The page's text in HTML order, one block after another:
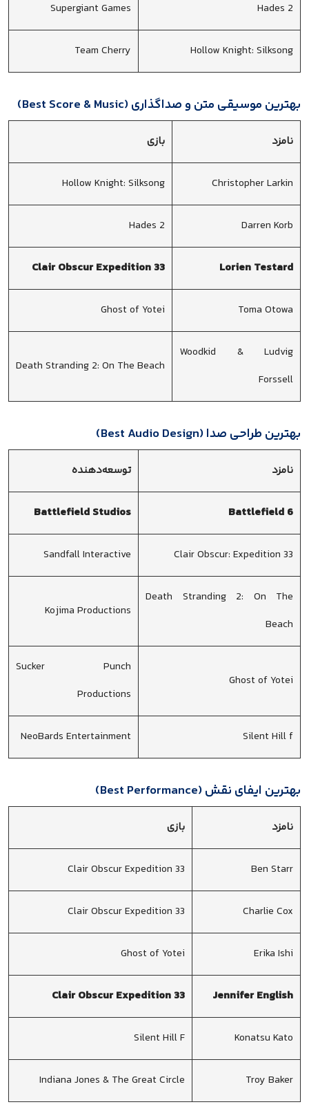
Hades 2
Supergiant Games
Hollow Knight: Silksong
Team Cherry
بهترین موسیقی متن و صداگذاری (Best Score & Music)
نامزد بازی
Christopher Larkin
Hollow Knight: Silksong
Darren Korb
Hades 2
Lorien Testard
Clair Obscur Expedition 33
Toma Otowa
Ghost of Yotei
Woodkid & Ludvig
Forssell
Death Stranding 2: On The Beach
بهترین طراحی صدا (Best Audio Design)
نامزد توسعه‌دهنده
Battlefield 6
Battlefield Studios
Clair Obscur: Expedition 33
Sandfall Interactive
Death Stranding 2: On The
Beach
Kojima Productions
Ghost of Yotei
Sucker Punch
Productions
Silent Hill f
NeoBards Entertainment
بهترین ایفای نقش (Best Performance)
نامزد بازی
Ben Starr
Clair Obscur Expedition 33
Charlie Cox
Clair Obscur Expedition 33
Erika Ishi
Ghost of Yotei
Jennifer English
Clair Obscur Expedition 33
Konatsu Kato
Silent Hill F
Troy Baker
Indiana Jones & The Great Circle